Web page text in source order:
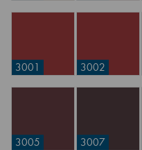
3001 3002
3005 3007